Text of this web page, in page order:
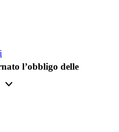
l’obbligo delle